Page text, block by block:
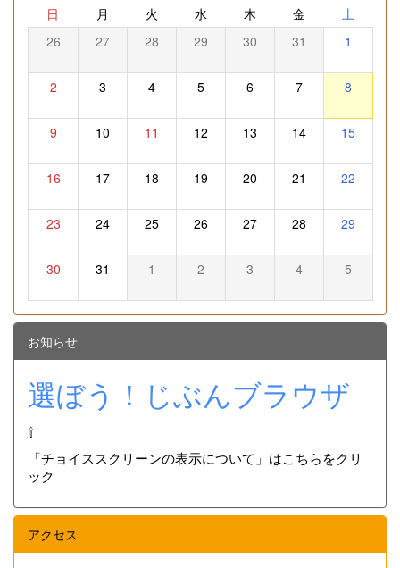
日 月 火 水 木 金 土
26 27 28 29 30 31 1
2 3 4 5 6 7 8
9 10 11 12 13 14 15
16 17 18 19 20 21 22
23 24 25 26 27 28 29
30 31 1 2 3 4 5
お知らせ
選ぼう！じぶんブラウザ
⇧
「チョイススクリーンの表示について」はこちらをクリ
ック
アクセス